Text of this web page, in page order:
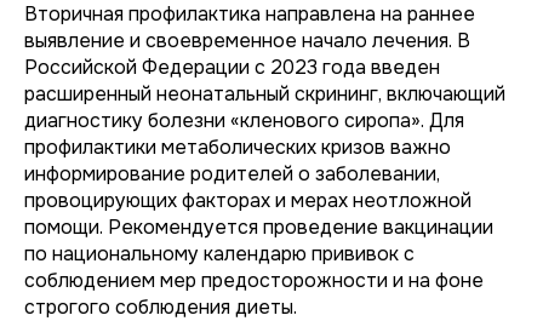
Вторичная профилактика направлена на раннее
выявление и своевременное начало лечения. В
Российской Федерации с 2023 года введен
расширенный неонатальный скрининг, включающий
диагностику болезни «кленового сиропа». Для
профилактики метаболических кризов важно
информирование родителей о заболевании,
провоцирующих факторах и мерах неотложной
помощи. Рекомендуется проведение вакцинации
по национальному календарю прививок с
соблюдением мер предосторожности и на фоне
строгого соблюдения диеты.